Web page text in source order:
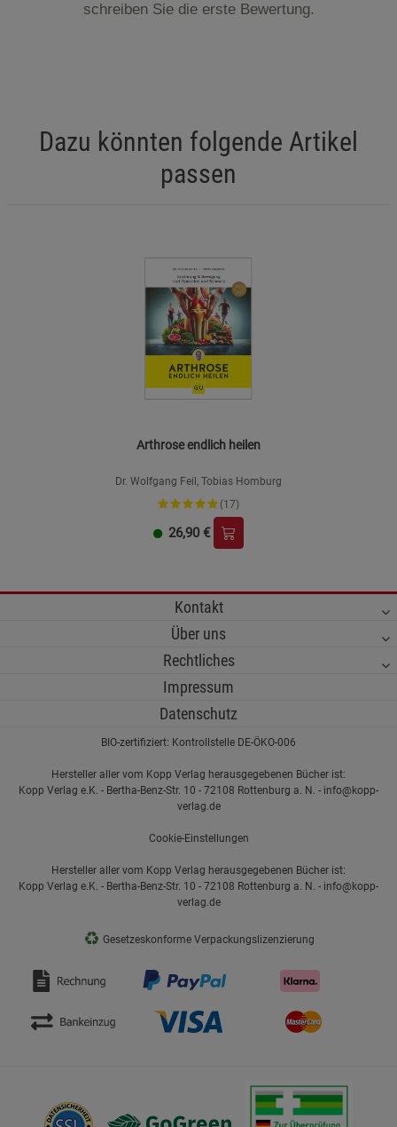
schreiben Sie die erste Bewertung.
Dazu könnten folgende Artikel
passen
Arthrose endlich heilen
Dr. Wolfgang Feil, Tobias Homburg
(17)
26,90 €
Kontakt
Über uns
Rechtliches
Impressum
Datenschutz
BIO-zertifiziert: Kontrollstelle DE-ÖKO-006
Hersteller aller vom Kopp Verlag herausgegebenen Bücher ist:
Kopp Verlag e.K. - Bertha-Benz-Str. 10 - 72108 Rottenburg a. N. - info@kopp-
verlag.de
Cookie-Einstellungen
Hersteller aller vom Kopp Verlag herausgegebenen Bücher ist:
Kopp Verlag e.K. - Bertha-Benz-Str. 10 - 72108 Rottenburg a. N. - info@kopp-
verlag.de
♻ Gesetzeskonforme Verpackungslizenzierung